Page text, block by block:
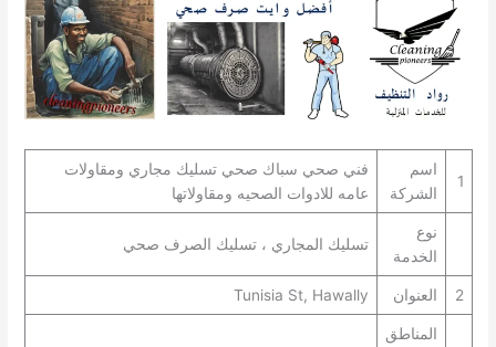
1
اسم
الشركة
فني صحي سباك صحي تسليك مجاري ومقاولات
عامه للادوات الصحيه ومقاولاتها
نوع
الخدمة
تسليك المجاري ، تسليك الصرف صحي
2 العنوان Tunisia St, Hawally
المناطق